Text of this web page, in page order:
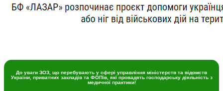
До уваги ЗОЗ, що перебувають у сфері управління міністерств та відомств
України, приватних закладів та ФОПів, які провадять господарську діяльність з
медичної практики!